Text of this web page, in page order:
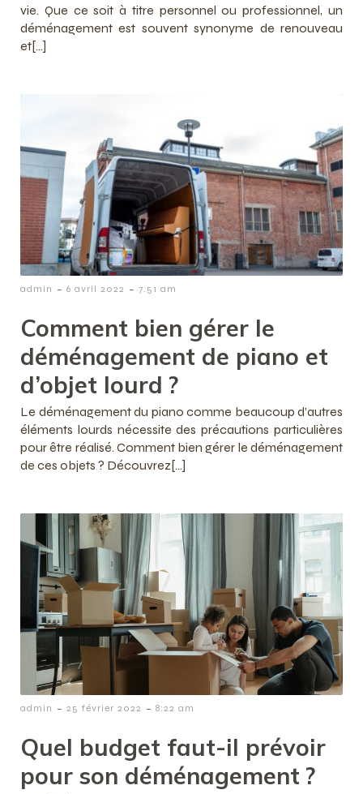
vie. Que ce soit à titre personnel ou professionnel, un
déménagement est souvent synonyme de renouveau
et[…]
admin - 6 avril 2022 - 7:51 am
Comment bien gérer le
déménagement de piano et
d’objet lourd ?
Le déménagement du piano comme beaucoup d’autres
éléments lourds nécessite des précautions particulières
pour être réalisé. Comment bien gérer le déménagement
de ces objets ? Découvrez[…]
admin - 25 février 2022 - 8:22 am
Quel budget faut-il prévoir
pour son déménagement ?